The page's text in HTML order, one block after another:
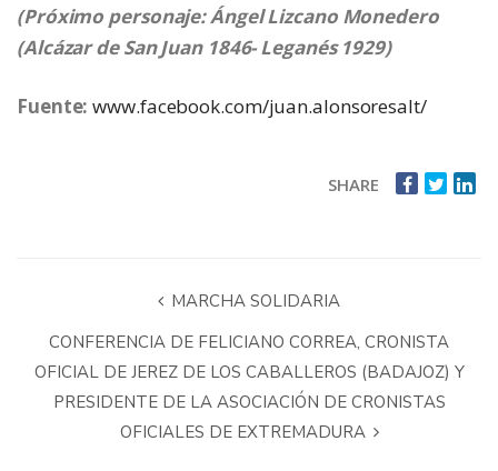
(Próximo personaje: Ángel Lizcano Monedero
(Alcázar de San Juan 1846- Leganés 1929)
Fuente: www.facebook.com/juan.alonsoresalt/
SHARE
MARCHA SOLIDARIA
CONFERENCIA DE FELICIANO CORREA, CRONISTA
OFICIAL DE JEREZ DE LOS CABALLEROS (BADAJOZ) Y
PRESIDENTE DE LA ASOCIACIÓN DE CRONISTAS
OFICIALES DE EXTREMADURA